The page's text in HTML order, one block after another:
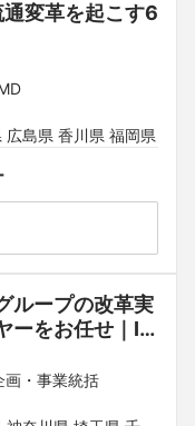
通変革を起こす6
島県 香川県 福岡県
ループの改革実
ーをお任せ｜IT
円以上の急成
画・事業統括